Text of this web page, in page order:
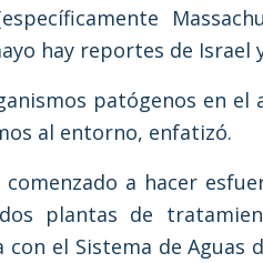
hay reportes de Israel
patógenos en
al entorno, enfatizó.
comenzado a hacer
plantas de
el Sistema de Aguas